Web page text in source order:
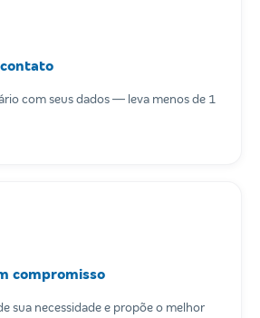
com seus dados — leva menos de 1
compromisso
sua necessidade e propõe o melhor